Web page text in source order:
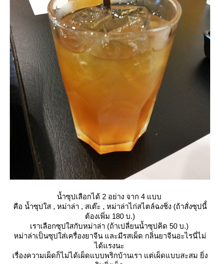
น้ำซุปเลือกได้ 2 อย่าง จาก 4 แบบ
คือ น้ำซุปใส , หม่าล่า , สเต๊ะ , หม่าล่าไก่สไตล์ฉงชิ่ง (ถ้าสั่งซุปนี้่
ต้องเพิ่ม 180 บ.)
เราเลือกซุปใสกับหม่าล่า (ถ้าเปลี่ยนน้ำซุปคิด 50 บ.)
หม่าล่าเป็นซุปใส่เครื่องยาจีน และมีรสเผ็ด กลิ่นยาจีนอะไรนี่ไม่
ได้แรงนะ
เรื่องความเผ็ดก็ไม่ได้เผ็ดแบบพริกบ้านเรา แต่เผ็ดแบบสะสม ยิ่ง